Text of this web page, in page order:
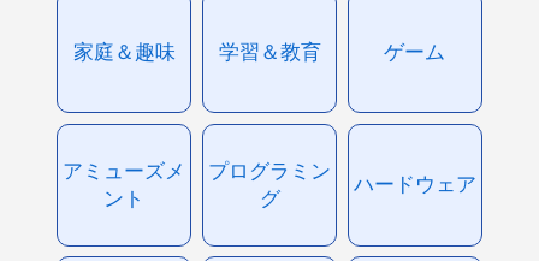
家庭＆趣味 学習＆教育 ゲーム
アミューズメ
ント
プログラミン
グ
ハードウェア